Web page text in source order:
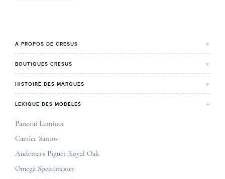
A PROPOS DE CRESUS
L'Histoire de Cresus
Notre expertise
On parle de nous
Carrières
Conditions générales de vente
Mentions légales
BOUTIQUES CRESUS
Lyon
Corner Maty Nantes
Corner Maty Strasbourg
Corner Maty Toulouse
HISTOIRE DES MARQUES
Rolex
Omega
LEXIQUE DES MODÈLES
Panerai Luminor
Cartier Santos
Audemars Piguet Royal Oak
Omega Speedmaster